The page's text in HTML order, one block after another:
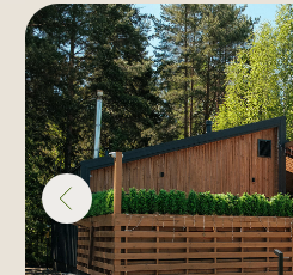
Площадь:100 м2
Цена:от 3000 рублей/час
Вместимость:до 20 человек